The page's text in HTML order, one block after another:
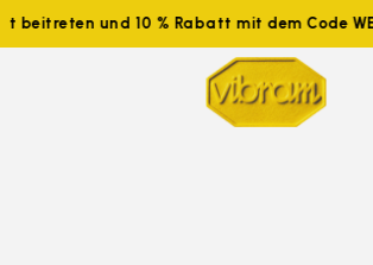
beitreten und 10 % Rabatt mit dem Code